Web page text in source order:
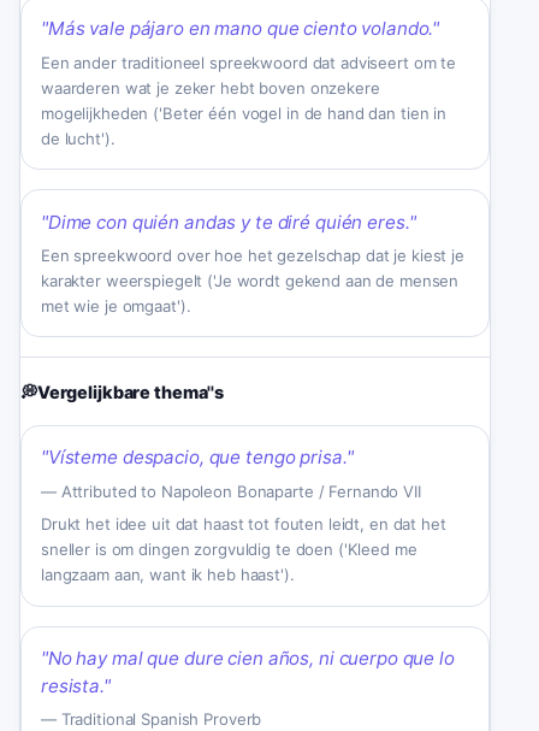
"Más vale pájaro en mano que ciento volando."
Een ander traditioneel spreekwoord dat adviseert om te
waarderen wat je zeker hebt boven onzekere
mogelijkheden ('Beter één vogel in de hand dan tien in
de lucht').
"Dime con quién andas y te diré quién eres."
Een spreekwoord over hoe het gezelschap dat je kiest je
karakter weerspiegelt ('Je wordt gekend aan de mensen
met wie je omgaat').
💭Vergelijkbare thema''s
"Vísteme despacio, que tengo prisa."
— Attributed to Napoleon Bonaparte / Fernando VII
Drukt het idee uit dat haast tot fouten leidt, en dat het
sneller is om dingen zorgvuldig te doen ('Kleed me
langzaam aan, want ik heb haast').
"No hay mal que dure cien años, ni cuerpo que lo
resista."
— Traditional Spanish Proverb